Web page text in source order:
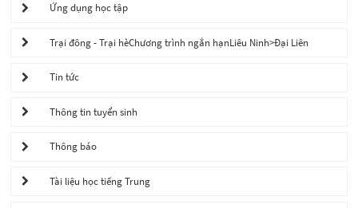
Ứng dụng học tập
Trại đông - Trại hèChương trình ngắn hạnLiêu Ninh>Đại Liên
Tin tức
Thông tin tuyển sinh
Thông báo
Tài liệu học tiếng Trung